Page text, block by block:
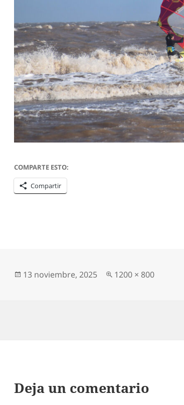
COMPARTE ESTO:
Compartir
Publicado
13 noviembre, 2025
Tamaño
1200 × 800
Deja un comentario